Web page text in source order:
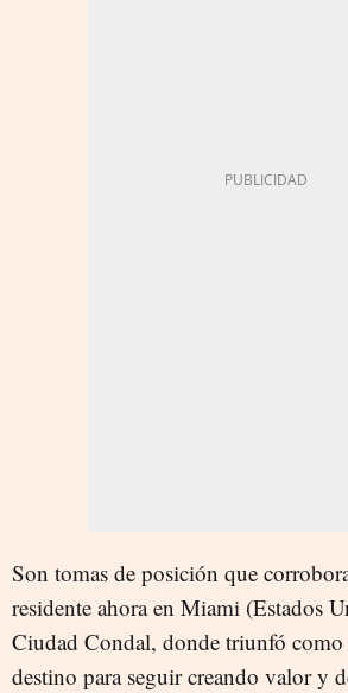
Son tomas de posición que
residente ahora en Miami (Estados
Ciudad Condal, donde triunfó como
destino para seguir creando valor y